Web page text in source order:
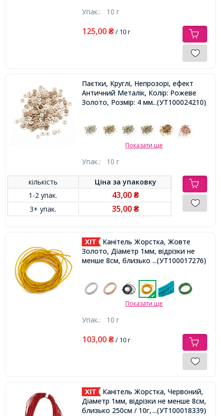
Упак.: 10 г
125,00 ₴/ 10 г
Паєтки, Круглі, Непрозорі, ефект
Античний Металік, Колір: Рожеве
Золото, Розмір: 4 мм,...(УТ100024210)
Показати ще
Упак.: 10 г
кількість Ціна заупаковку
1-2 упак.
43,00₴
3+ упак. 35,00₴
Канітель Жорстка, Жовте
Золото, Діаметр 1мм, відрізки не
менше 8см, близько 250см / 10г,
...(УТ100017276)
Показати ще
Упак.: 10 г
103,00 ₴/ 10 г
Канітель Жорстка, Червоний,
Діаметр 1мм, відрізки не менше 8см,
близько 250см / 10г,...(УТ100018339)